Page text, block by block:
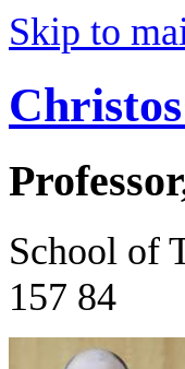
Skip to
School of
157 84